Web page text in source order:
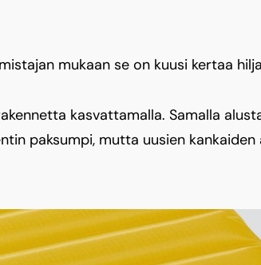
mukaan se on kuusi kertaa
kasvattamalla. Samalla
paksumpi, mutta uusien